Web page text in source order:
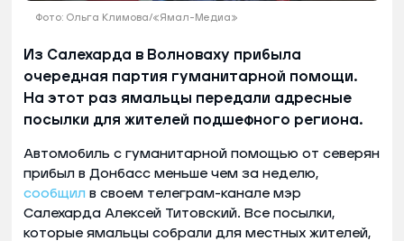
Фото: Ольга Климова/«Ямал-Медиа»
Из Салехарда в Волноваху прибыла
очередная партия гуманитарной помощи.
На этот раз ямальцы передали адресные
посылки для жителей подшефного региона.
Автомобиль с гуманитарной помощью от северян
прибыл в Донбасс меньше чем за неделю,
сообщил в своем телеграм-канале мэр
Салехарда Алексей Титовский. Все посылки,
которые ямальцы собрали для местных жителей,